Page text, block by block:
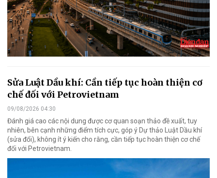
Sửa Luật Dầu khí: Cần tiếp tục hoàn thiện cơ
chế đối với Petrovietnam
09/08/2026 04:30
Đánh giá cao các nội dung được cơ quan soạn thảo đề xuất, tuy
nhiên, bên cạnh những điểm tích cực, góp ý Dự thảo Luật Dầu khí
(sửa đổi), không ít ý kiến cho rằng, cần tiếp tục hoàn thiện cơ chế
đối với Petrovietnam.